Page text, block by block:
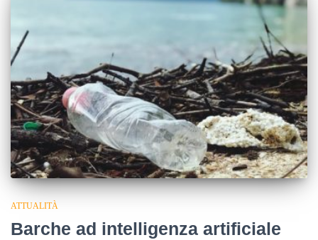
ATTUALITÀ
Barche ad intelligenza artificiale